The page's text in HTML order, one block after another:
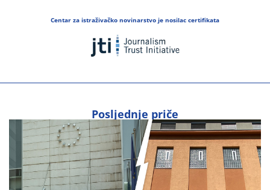
Centar za istraživačko novinarstvo je nosilac certifikata
Posljednje priče